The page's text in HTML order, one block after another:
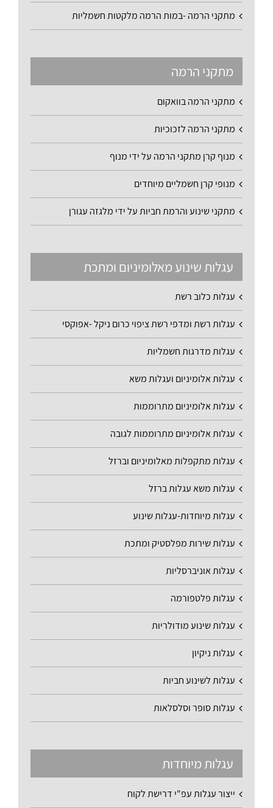
מתקני הרמה -במות הרמה מלקטות חשמליות
מתקני הרמה
מתקני הרמה בוואקום
מתקני הרמה לזכוכיות
מנוף קרן מתקני הרמה על ידי מנוף
מנופי קרן חשמליים מיוחדים
מתקני שינוע והרמת חביות על ידי מלגזה עגורן
עגלות שינוע מאלומיניום ומתכת
עגלות כלוב רשת
עגלות רשת ומדפי רשת ציפוי כרום ניקל -אפוקסי
עגלות מדרגות חשמליות
עגלות אלומיניום ועגלות משא
עגלות אלומיניום מתרוממות
עגלות אלומיניום מתרוממות לגובה
עגלות מתקפלות מאלומיניום וברזל
עגלות משא עגלות ברזל
עגלות מיוחדות-עגלות שינוע
עגלות שירות מפלסטיק ומתכת
עגלות אוניברסליות
עגלות פלטפורמה
עגלות שינוע מודולריות
עגלות ניקיון
עגלות לשינוע חביות
עגלות סופר וסלסלאות
עגלות מיוחדות
ייצור עגלות עפ"י דרישת לקוח